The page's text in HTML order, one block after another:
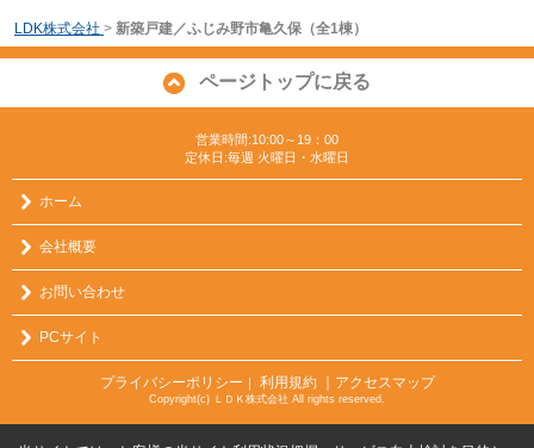
LDK株式会社 > 新築戸建／ふじみ野市亀久保（全1棟）
ページトップに戻る
営業時間:10:00～19：00
定休日:毎週 火曜日・水曜日
ホーム
会社概要
お問い合わせ
PCサイト
プライバシーポリシー ｜ 利用規約 ｜アクセスマップ
Copyright(c) ＬＤＫ株式会社 All rights reserved.